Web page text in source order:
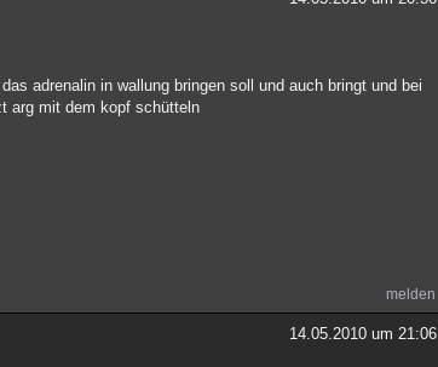
adrenalin in wallung bringen soll und auch bringt und bei
arg mit dem kopf schütteln
melden
14.05.2010 um 21:06